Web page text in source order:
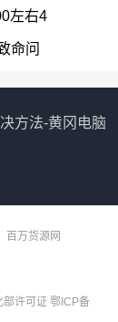
左右4
命问
方法-黄冈电脑
百万货源网
许可证 鄂ICP备